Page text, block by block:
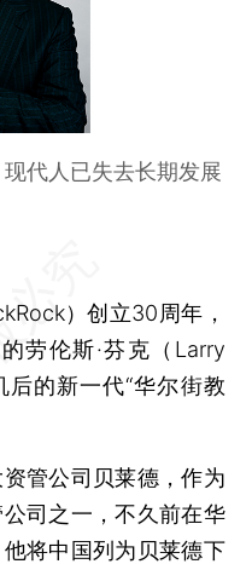
现代人已失去长期发展
）创立30周年，
劳伦斯·芬克（Larry
的新一代“华尔街教
管公司贝莱德，作为
司之一，不久前在华
将中国列为贝莱德下